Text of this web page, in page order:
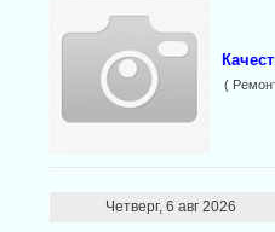
(
Четверг, 6 авг 2026